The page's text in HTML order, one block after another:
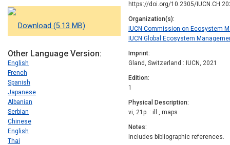
Download (5.13 MB)
Other Language Version
English
French
Spanish
Japanese
Albanian
Serbian
Chinese
English
Thai
https://doi.org/10.2305/
Organization(s)
IUCN Commission on Ecosystem
IUCN Global Ecosystem
Imprint
Gland, Switzerland : IUCN, 2021
Edition
1
Physical Description
vi, 21p. : ill., maps
Notes
Includes bibliographic references.